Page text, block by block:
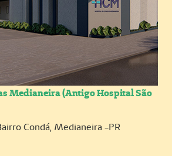
Medianeira (Antigo Hospital São
Condá, Medianeira -PR